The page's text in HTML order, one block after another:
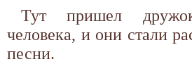
Тут пришел
человека, и они стали
песни.